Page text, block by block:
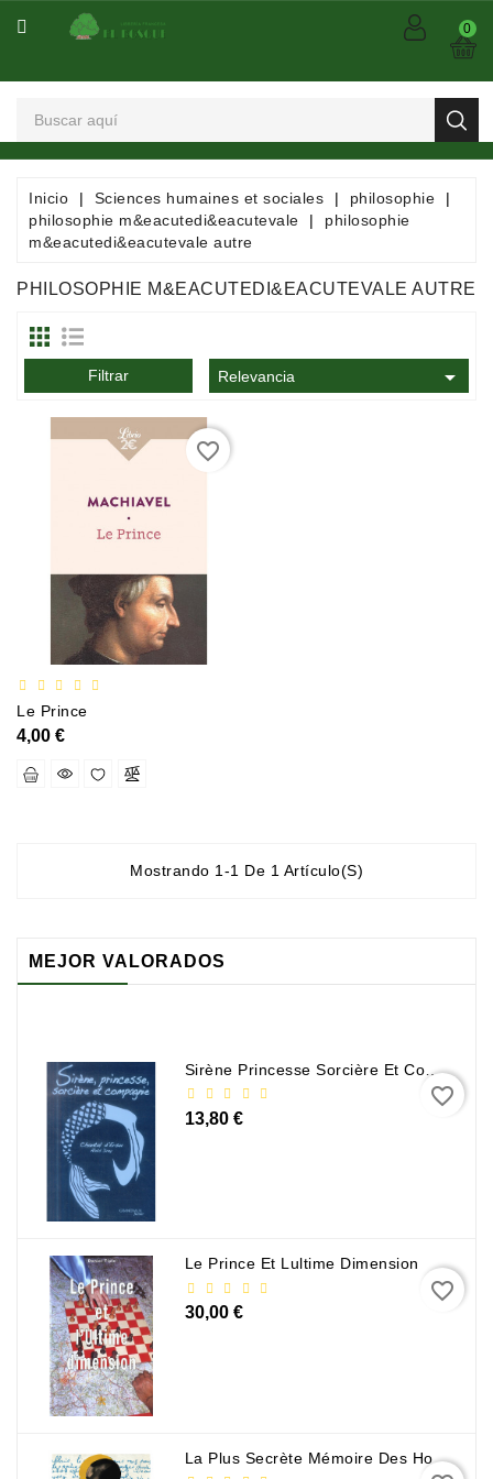
CATEGORÍA
Spectacles
Dessinées
/
Consommables
Encyclopédies
Documentation
Économie
Fantasy
Et
Science-
Fiction
Jeunesse
Parascolaire
Thriller
Religion
Ésotérisme
Romans
Nouvelles
Genre
Romance
Sciences
Humaines
Sociales
0
Inicio Sciences humaines et sociales
philosophie
philosophie m&eacutedi&eacutevale
philosophie
m&eacutedi&eacutevale autre
PHILOSOPHIE M&EACUTEDI&EACUTEVALE AUTRE
Filtrar Relevancia 
Le Prince
4,00 €
favorite_border
Mostrando 1-1 De 1 Artículo(s)
MEJOR VALORADOS
Sirène Princesse Sorcière Et Compagnie
13,80 €
favorite_border
Le Prince Et Lultime Dimension
30,00 €
favorite_border
La Plus Secrète Mémoire Des Hommes - Mohamed Mbougar Sarr